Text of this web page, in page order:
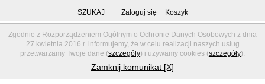
Zgodnie z Rozporządzeniem Ogólnym o Ochronie Danych Osobowych z dnia
27 kwietnia 2016 r. informujemy, że w celu realizacji naszych usług
przetwarzamy Twoje dane (szczegóły) i używamy cookies (szczegóły).
Zamknij komunikat [X]
SZUKAJ Zaloguj się Koszyk